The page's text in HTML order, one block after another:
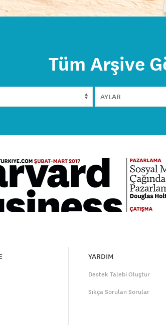
Tüm Arşive
YARDIM
Destek Talebi Oluştur
Sıkça Sorulan Sorular